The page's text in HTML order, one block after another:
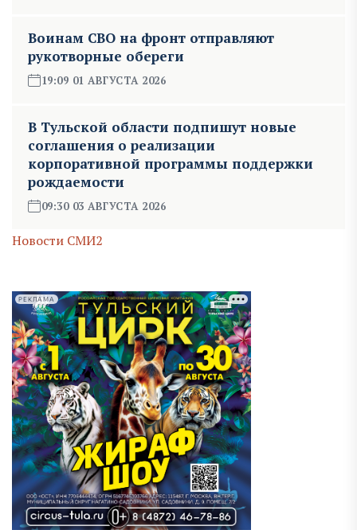
Воинам СВО на фронт отправляют
рукотворные обереги
19:09 01 АВГУСТА 2026
В Тульской области подпишут новые
соглашения о реализации
корпоративной программы поддержки
рождаемости
09:30 03 АВГУСТА 2026
Новости СМИ2
РЕКЛАМА